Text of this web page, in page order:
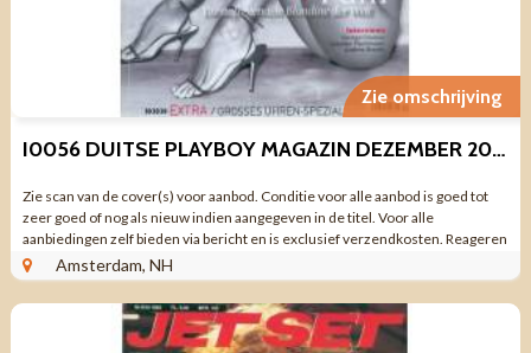
Zie omschrijving
I0056 DUITSE PLAYBOY MAGAZIN DEZEMBER 2007
Zie scan van de cover(s) voor aanbod. Conditie voor alle aanbod is goed tot
zeer goed of nog als nieuw indien aangegeven in de titel. Voor alle
aanbiedingen zelf bieden via bericht en is exclusief verzendkosten. Reageren
via aanbieding ...
Amsterdam, NH